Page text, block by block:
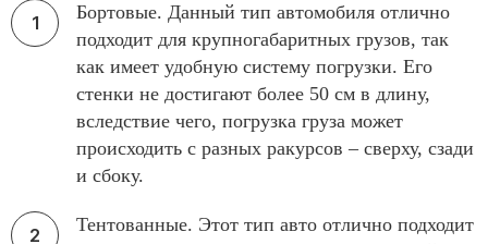
Бортовые. Данный тип автомобиля отлично
подходит для крупногабаритных грузов, так
как имеет удобную систему погрузки. Его
стенки не достигают более 50 см в длину,
вследствие чего, погрузка груза может
происходить с разных ракурсов – сверху, сзади
и сбоку.
Тентованные. Этот тип авто отлично подходит